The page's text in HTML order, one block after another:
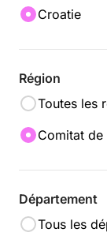
Croatie
Région
Toutes les
Comitat de
Département
Tous les